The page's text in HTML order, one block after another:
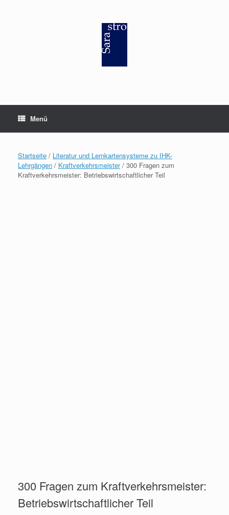
Menü
Startseite / Literatur und Lernkartensysteme zu IHK-
Lehrgängen / Kraftverkehrsmeister/ 300 Fragen zum
Kraftverkehrsmeister: Betriebswirtschaftlicher Teil
300 Fragen zum Kraftverkehrsmeister:
Betriebswirtschaftlicher Teil